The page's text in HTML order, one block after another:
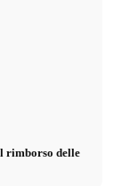
rimborso delle